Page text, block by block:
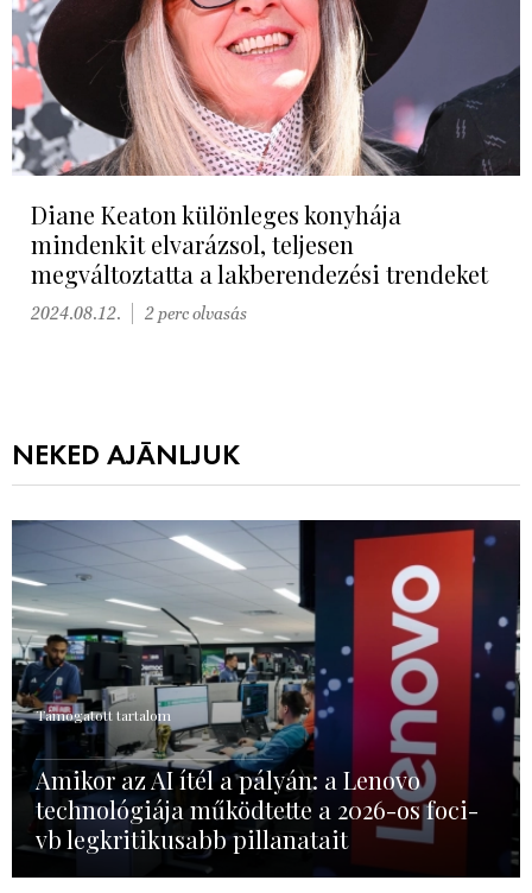
Diane Keaton különleges konyhája
mindenkit elvarázsol, teljesen
megváltoztatta a lakberendezési trendeket
2024.08.12. 2 perc olvasás
NEKED AJÁNLJUK
Támogatott tartalom
Amikor az AI ítél a pályán: a Lenovo
technológiája működtette a 2026-os foci-
vb legkritikusabb pillanatait